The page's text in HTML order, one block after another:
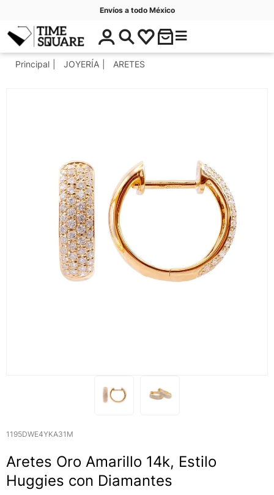
Envíos a todo México
Timesquare
$
0
C
Principal JOYERÍA ARETES
1195DWE4YKA31M
Aretes Oro Amarillo 14k, Estilo
Huggies con Diamantes